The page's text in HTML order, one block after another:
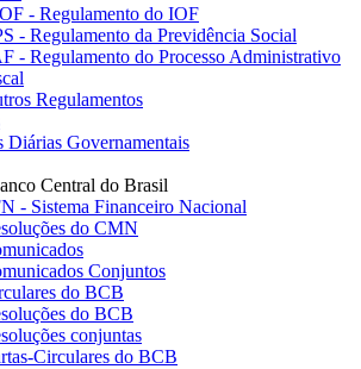
- Regulamento do IOF
- Regulamento da Previdência Social
- Regulamento do Processo Administrativo
Regulamentos
Diárias Governamentais
Central do Brasil
- Sistema Financeiro Nacional
do CMN
Conjuntos
do BCB
do BCB
conjuntas
Circulares do BCB